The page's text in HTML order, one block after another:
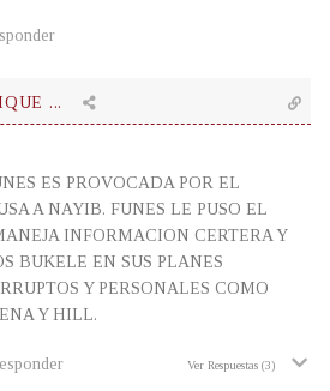
...
ES PROVOCADA POR EL
A NAYIB. FUNES LE PUSO EL
INFORMACION CERTERA Y
BUKELE EN SUS PLANES
Y PERSONALES COMO
Y HILL.
Ver Respuestas (3)